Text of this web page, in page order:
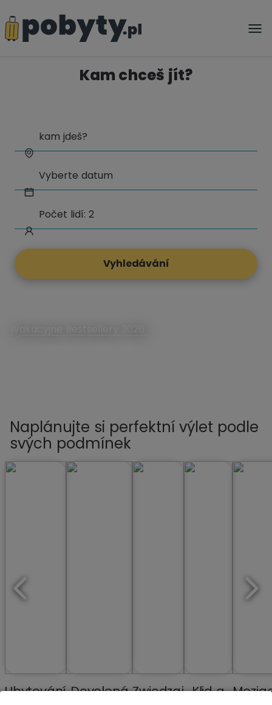
Kam chceš jít?
Vyhledávání
Naplánujte si perfektní výlet podle
svých podmínek
Ubytování Dovolená Zwiedzaj Klid a